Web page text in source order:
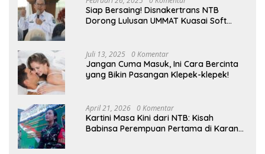
Siap Bersaing! Disnakertrans NTB
Dorong Lulusan UMMAT Kuasai Soft
Juli 13, 2025 0 Komentar
Jangan Cuma Masuk, Ini Cara Bercinta
yang Bikin Pasangan Klepek-klepek!
April 21, 2026 0 Komentar
Kartini Masa Kini dari NTB: Kisah
Babinsa Perempuan Pertama di Karang